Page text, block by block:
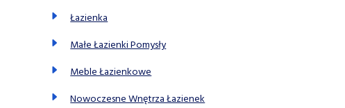
Łazienka
Małe Łazienki Pomysły
Meble Łazienkowe
Nowoczesne Wnętrza Łazienek